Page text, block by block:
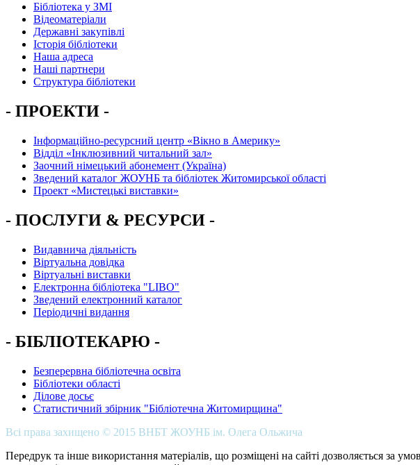
Бібліотека у ЗМІ
Відеоматеріали
Державні закупівлі
Історія бібліотеки
Наша адреса
Наші партнери
Структура бібліотеки
- ПРОЕКТИ -
Інформаційно-ресурсний центр «Вікно в Америку»
Вiддiл «Інклюзивний читальний зал»
Заочний німецький абонемент (Україна)
Зведений каталог ЖОУНБ та бібліотек Житомирської області
Проект «Мистецькі виставки»
- ПОСЛУГИ & РЕСУРСИ -
Видавнича діяльність
Віртуальна довідка
Віртуальні виставки
Електронна бібліотека "LIBO"
Зведений електронний каталог
Періодичні видання
- БІБЛІОТЕКАРЮ -
Безперервна бібліотечна освіта
Бібліотеки області
Ділове досьє
Статистичний збірник "Бібліотечна Житомирщина"
Всі права захищено © 2015 ВНБТ ЖОУНБ ім. Олега Ольжича
Передрук та інше використання матеріалів, що розміщені на сайті дозволяється за